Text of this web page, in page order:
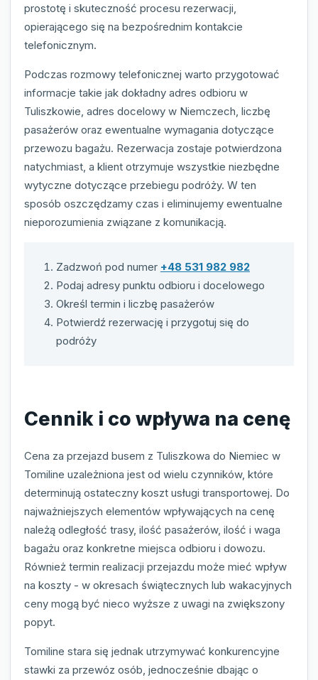
prostotę i skuteczność procesu rezerwacji,
opierającego się na bezpośrednim kontakcie
telefonicznym.
Podczas rozmowy telefonicznej warto przygotować
informacje takie jak dokładny adres odbioru w
Tuliszkowie, adres docelowy w Niemczech, liczbę
pasażerów oraz ewentualne wymagania dotyczące
przewozu bagażu. Rezerwacja zostaje potwierdzona
natychmiast, a klient otrzymuje wszystkie niezbędne
wytyczne dotyczące przebiegu podróży. W ten
sposób oszczędzamy czas i eliminujemy ewentualne
nieporozumienia związane z komunikacją.
Zadzwoń pod numer +48 531 982 982
Podaj adresy punktu odbioru i docelowego
Określ termin i liczbę pasażerów
Potwierdź rezerwację i przygotuj się do
podróży
Cennik i co wpływa na cenę
Cena za przejazd busem z Tuliszkowa do Niemiec w
Tomiline uzależniona jest od wielu czynników, które
determinują ostateczny koszt usługi transportowej. Do
najważniejszych elementów wpływających na cenę
należą odległość trasy, ilość pasażerów, ilość i waga
bagażu oraz konkretne miejsca odbioru i dowozu.
Również termin realizacji przejazdu może mieć wpływ
na koszty - w okresach świątecznych lub wakacyjnych
ceny mogą być nieco wyższe z uwagi na zwiększony
popyt.
Tomiline stara się jednak utrzymywać konkurencyjne
stawki za przewóz osób, jednocześnie dbając o